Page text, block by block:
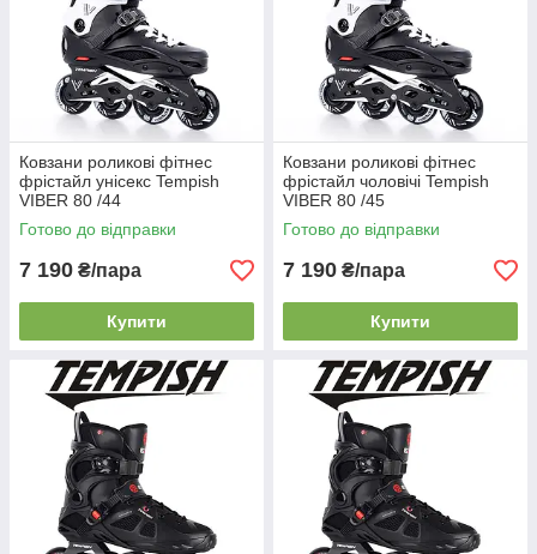
Ковзани роликові фітнес
фрістайл унісекс Tempish
VIBER 80 /44
Готово до відправки
7 190 ₴/пара
Купити
Ковзани роликові фітнес
фрістайл чоловічі Tempish
VIBER 80 /45
Готово до відправки
7 190 ₴/пара
Купити